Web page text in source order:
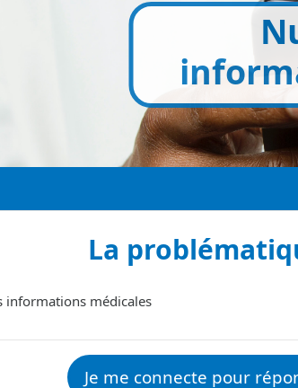
La
informations médicales
Je me connecte pour